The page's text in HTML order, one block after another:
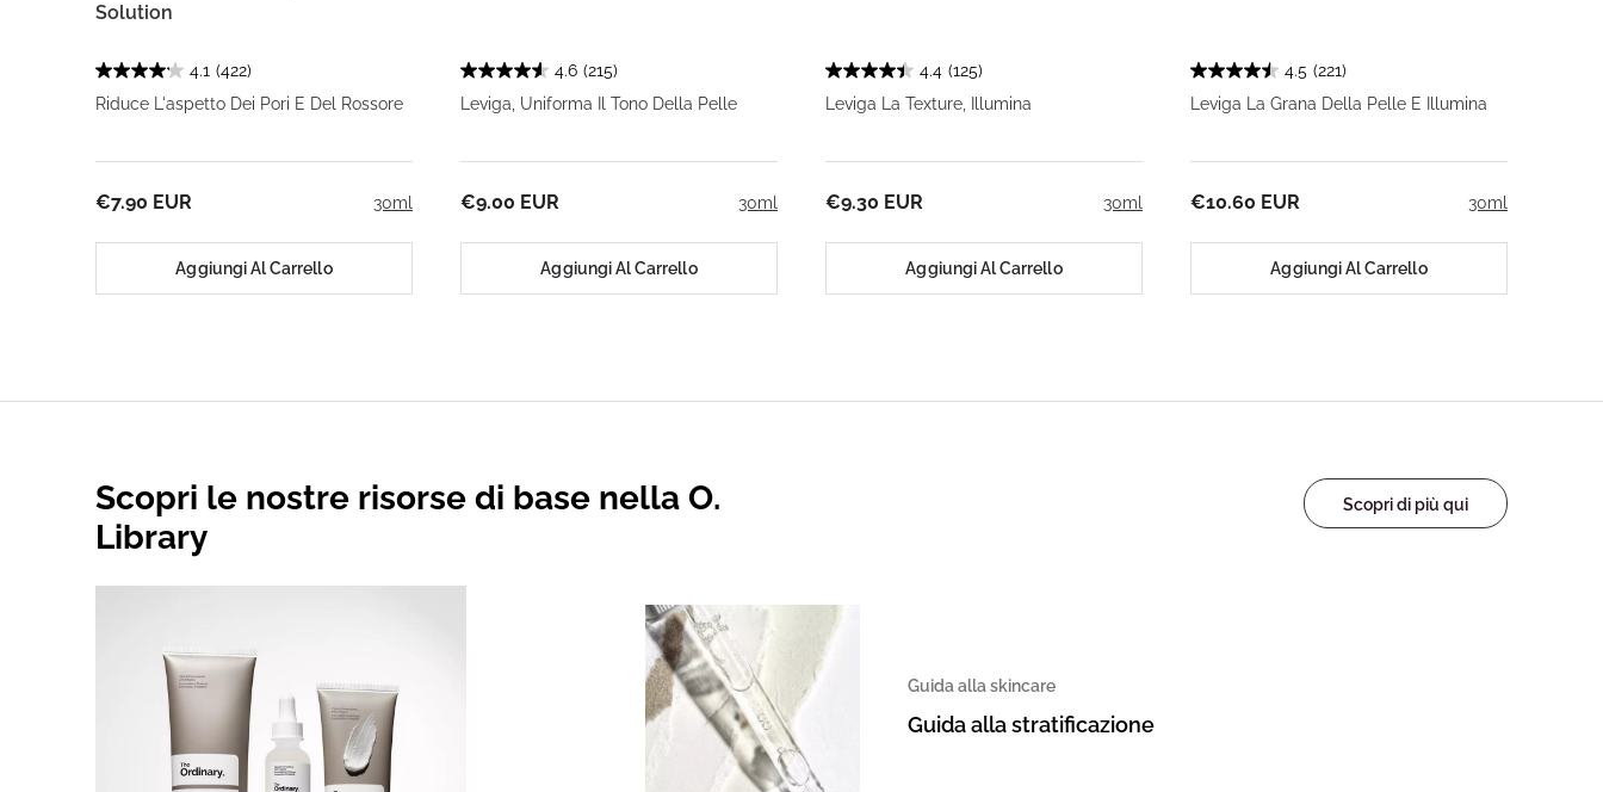
Solution
4.1 (422)
Riduce L'aspetto Dei Pori E Del Rossore
30ml
€7.90 EUR
Aggiungi Al Carrello
4.6 (215)
Leviga, Uniforma Il Tono Della Pelle
30ml
€9.00 EUR
Aggiungi Al Carrello
4.4 (125)
Leviga La Texture, Illumina
30ml
€9.30 EUR
Aggiungi Al Carrello
4.5 (221)
Leviga La Grana Della Pelle E Illumina
30ml
€10.60 EUR
Aggiungi Al Carrello
Scopri le nostre risorse di base nella O.
Library
Scopri di più qui
Guida alla skincare
Guida alla stratificazione